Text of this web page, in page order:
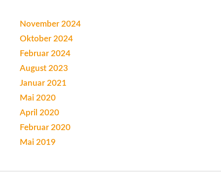
November 2024
Oktober 2024
Februar 2024
August 2023
Januar 2021
Mai 2020
April 2020
Februar 2020
Mai 2019